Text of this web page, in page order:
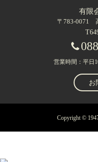
有限
〒783-0071
営業時間：平日
お
Copyright ©